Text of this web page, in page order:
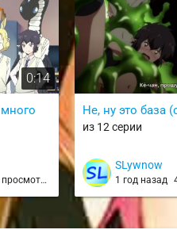
0:14
Не, ну это база
из 12 серии
SLywnow
1 год назад